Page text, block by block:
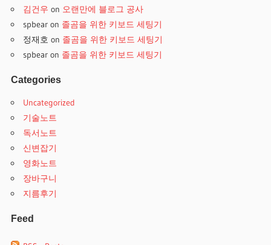
김건우 on 오랜만에 블로그 공사
spbear on 졸곰을 위한 키보드 세팅기
정재호 on 졸곰을 위한 키보드 세팅기
spbear on 졸곰을 위한 키보드 세팅기
Categories
Uncategorized
기술노트
독서노트
신변잡기
영화노트
장바구니
지름후기
Feed